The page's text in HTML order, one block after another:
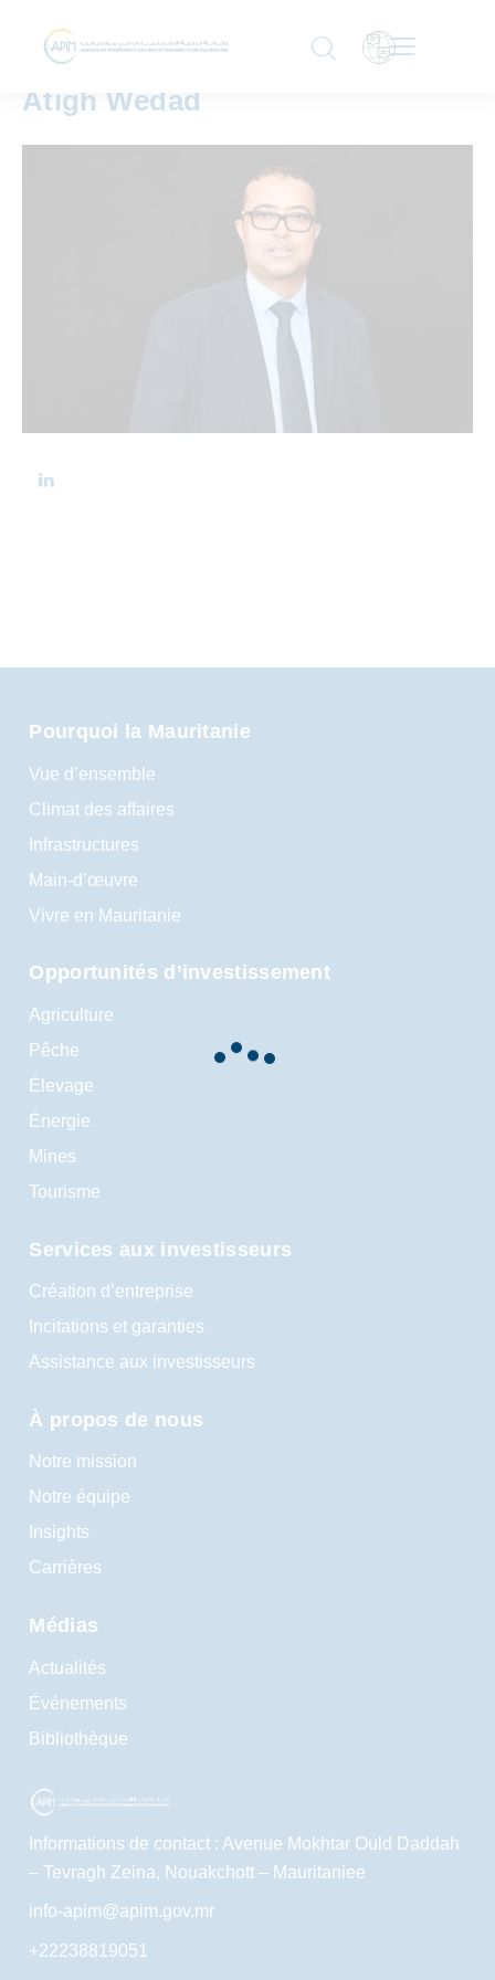
DIRECTEUR DU CIBLAGE ET DE LA MISE EN ŒUVRE
Atigh Wedad
Pourquoi la Mauritanie
Vue d’ensemble
Climat des affaires
Infrastructures
Main-d’œuvre
Vivre en Mauritanie
Opportunités d’investissement
Agriculture
Pêche
Élevage
Énergie
Mines
Tourisme
Services aux investisseurs
Création d’entreprise
Incitations et garanties
Assistance aux investisseurs
À propos de nous
Notre mission
Notre équipe
Insights
Carrières
Médias
Actualités
Événements
Bibliothèque
Informations de contact : Avenue Mokhtar Ould Daddah
– Tevragh Zeina, Nouakchott – Mauritaniee
info-apim@apim.gov.mr
+22238819051